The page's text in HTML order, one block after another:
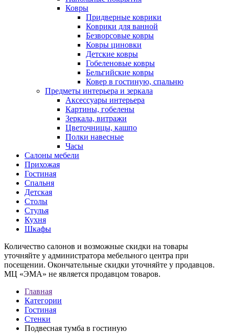
Ковры
Придверные коврики
Коврики для ванной
Безворсовые ковры
Ковры циновки
Детские ковры
Гобеленовые ковры
Бельгийские ковры
Ковер в гостиную, спальню
Предметы интерьера и зеркала
Аксессуары интерьера
Картины, гобелены
Зеркала, витражи
Цветочницы, кашпо
Полки навесные
Часы
Салоны мебели
Прихожая
Гостиная
Спальня
Детская
Столы
Стулья
Кухня
Шкафы
Количество салонов и возможные скидки на товары
уточняйте у администратора мебельного центра при
посещении. Окончательные скидки уточняйте у продавцов.
МЦ «ЭМА» не является продавцом товаров.
Главная
Категории
Гостиная
Стенки
Подвесная тумба в гостиную